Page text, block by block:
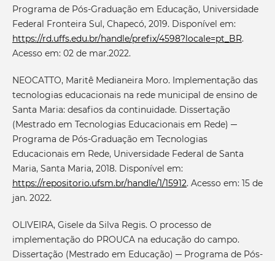
Programa de Pós-Graduação em Educação, Universidade
Federal Fronteira Sul, Chapecó, 2019. Disponível em:
https://rd.uffs.edu.br/handle/prefix/4598?locale=pt_BR.
Acesso em: 02 de mar.2022.
NEOCATTO, Maritê Medianeira Moro. Implementação das
tecnologias educacionais na rede municipal de ensino de
Santa Maria: desafios da continuidade. Dissertação
(Mestrado em Tecnologias Educacionais em Rede) ─
Programa de Pós-Graduação em Tecnologias
Educacionais em Rede, Universidade Federal de Santa
Maria, Santa Maria, 2018. Disponível em:
https://repositorio.ufsm.br/handle/1/15912. Acesso em: 15 de
jan. 2022.
OLIVEIRA, Gisele da Silva Regis. O processo de
implementação do PROUCA na educação do campo.
Dissertação (Mestrado em Educação) ─ Programa de Pós-